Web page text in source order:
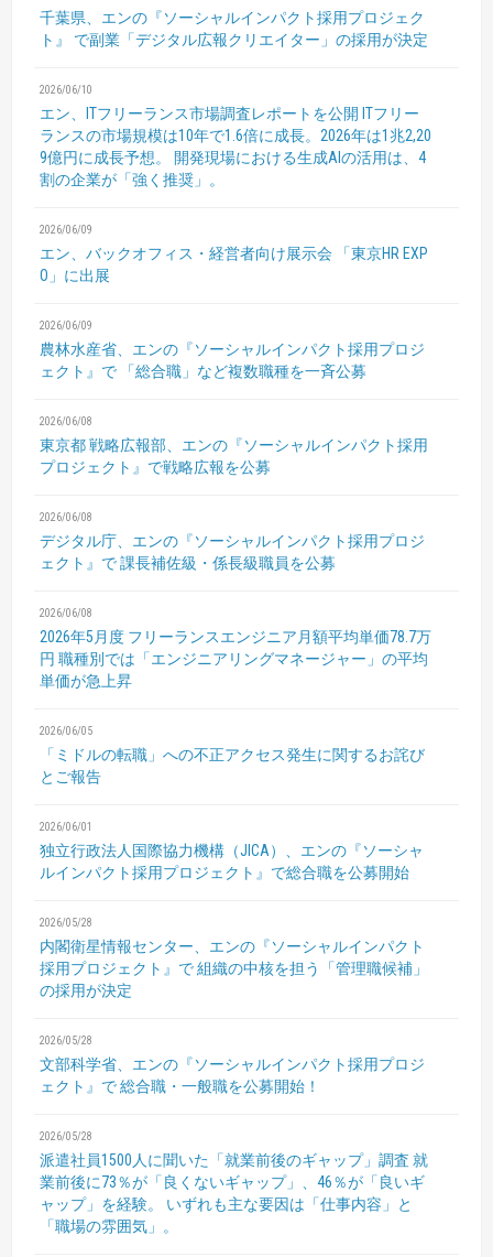
千葉県、エンの『ソーシャルインパクト採用プロジェク
ト』
で副業「デジタル広報クリエイター」の採用が決定
2026/06/10
エン、ITフリーランス市場調査レポートを公開 ITフリー
ランスの市場規模は10年で1.6倍に成長。2026年は1兆2,20
9億円に成長予想。
開発現場における生成AIの活用は、4
割の企業が「強く推奨」。
2026/06/09
エン、バックオフィス・経営者向け展示会 「東京HR EXP
O」に出展
2026/06/09
農林水産省、エンの『ソーシャルインパクト採用プロジ
ェクト』で 「総合職」など複数職種を一斉公募
2026/06/08
東京都 戦略広報部、エンの『ソーシャルインパクト採用
プロジェクト』で戦略広報を公募
2026/06/08
デジタル庁、エンの『ソーシャルインパクト採用プロジ
ェクト』で課長補佐級・係長級職員を公募
2026/06/08
2026年5月度 フリーランスエンジニア月額平均単価78.7万
円 職種別では「エンジニアリングマネージャー」の平均
単価が急上昇
2026/06/05
「ミドルの転職」への不正アクセス発生に関するお詫び
とご報告
2026/06/01
独立行政法人国際協力機構（JICA）、エンの『ソーシャ
ルインパクト採用プロジェクト』で総合職を公募開始
2026/05/28
内閣衛星情報センター、エンの『ソーシャルインパクト
採用プロジェクト』で組織の中核を担う「管理職候補」
の採用が決定
2026/05/28
文部科学省、エンの『ソーシャルインパクト採用プロジ
ェクト』で総合職・一般職を公募開始！
2026/05/28
派遣社員1500人に聞いた「就業前後のギャップ」調査 就
業前後に73％が「良くないギャップ」、46％が「良いギ
ャップ」を経験。
いずれも主な要因は「仕事内容」と
「職場の雰囲気」。